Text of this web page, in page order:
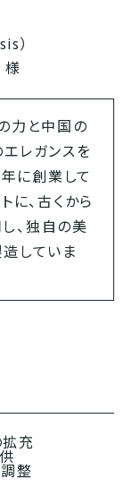
）
様
力と中国の
レガンスを
に創業して
に、古くから
、独自の美
していま
充
整